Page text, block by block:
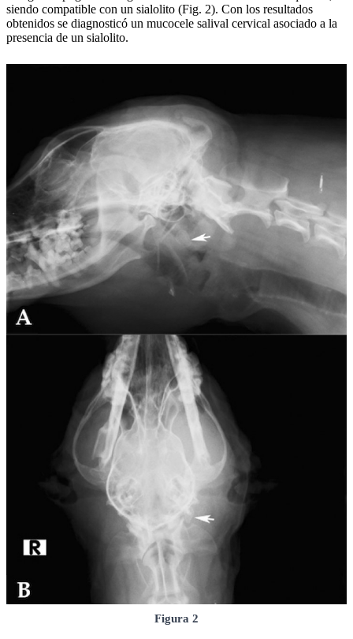
siendo compatible con un sialolito (Fig. 2). Con los resultados
obtenidos se diagnosticó un mucocele salival cervical asociado a la
presencia de un sialolito.
Figura 2